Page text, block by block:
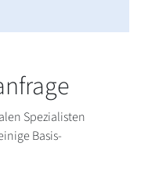
Spezialisten
Basis-